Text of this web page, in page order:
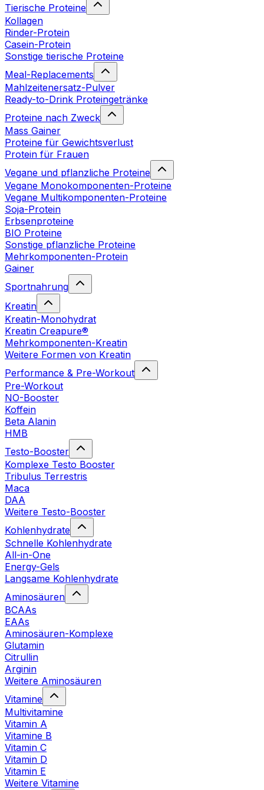
Tierische Proteine
Kollagen
Rinder-Protein
Casein-Protein
Sonstige tierische Proteine
Meal-Replacements
Mahlzeitenersatz-Pulver
Ready-to-Drink Proteingetränke
Proteine nach Zweck
Mass Gainer
Proteine für Gewichtsverlust
Protein für Frauen
Vegane und pflanzliche Proteine
Vegane Monokomponenten-Proteine
Vegane Multikomponenten-Proteine
Soja-Protein
Erbsenproteine
BIO Proteine
Sonstige pflanzliche Proteine
Mehrkomponenten-Protein
Gainer
Sportnahrung
Kreatin
Kreatin-Monohydrat
Kreatin Creapure®
Mehrkomponenten-Kreatin
Weitere Formen von Kreatin
Performance & Pre-Workout
Pre-Workout
NO-Booster
Koffein
Beta Alanin
HMB
Testo-Booster
Komplexe Testo Booster
Tribulus Terrestris
Maca
DAA
Weitere Testo-Booster
Kohlenhydrate
Schnelle Kohlenhydrate
All-in-One
Energy-Gels
Langsame Kohlenhydrate
Aminosäuren
BCAAs
EAAs
Aminosäuren-Komplexe
Glutamin
Citrullin
Arginin
Weitere Aminosäuren
Vitamine
Multivitamine
Vitamin A
Vitamine B
Vitamin C
Vitamin D
Vitamin E
Weitere Vitamine